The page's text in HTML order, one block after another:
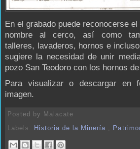
En el grabado puede reconocerse
nombre al cerco, así como
talleres, lavaderos, hornos e
sugiere la necesidad de unir
pozo San Teodoro con los hornos
Para visualizar o descargar en
imagen.
Posted by Malacate
Labels: Historia de la Minería